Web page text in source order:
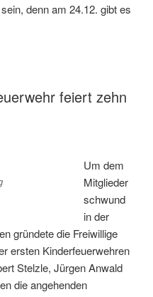
denn am 24.12. gibt es
feiert zehn
Um dem
Mitglieder
schwund
in der
gründete die Freiwillige
ersten Kinderfeuerwehren
Stelzle, Jürgen Anwald
die angehenden